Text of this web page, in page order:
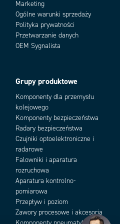
600V ac
2500V ac
3.44 x 10⁻⁸
e acc. ISO13849-1
Odryglowanie boczne i na pokrywie
3 acc. EN62061
3000 N
IP69K, IP67
-25..50°C
LED1 stan cewki, LED2 stan
zaryglowania klucza
24Vdc
4NC 1NO
Add as new cart row
Marketing
Ogólne warunki sprzedaży
Polityka prywatności
Przetwarzanie danych
OEM Sygnalista
Grupy produktowe
Komponenty dla przemysłu
kolejowego
Komponenty bezpieczeństwa
Radary bezpieczeństwa
Czujniki optoelektroniczne i
radarowe
Falowniki i aparatura
rozruchowa
Aparatura kontrolno-
pomiarowa
Przepływ i poziom
Zawory procesowe i akcesoria